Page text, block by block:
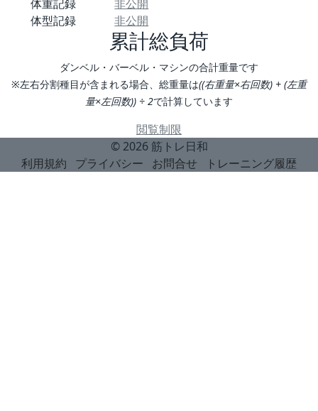
体重記録
非公開
体型記録
非公開
累計総負荷
ダンベル・バーベル・マシンの合計重量です
※左右分割種目が含まれる場合、総重量は((右重量×右回数) + (左重
量×左回数)) ÷ 2で計算しています
閲覧制限
© 2026 筋トレ日和
利用規約
プライバシー お問合せ トレーニング履歴